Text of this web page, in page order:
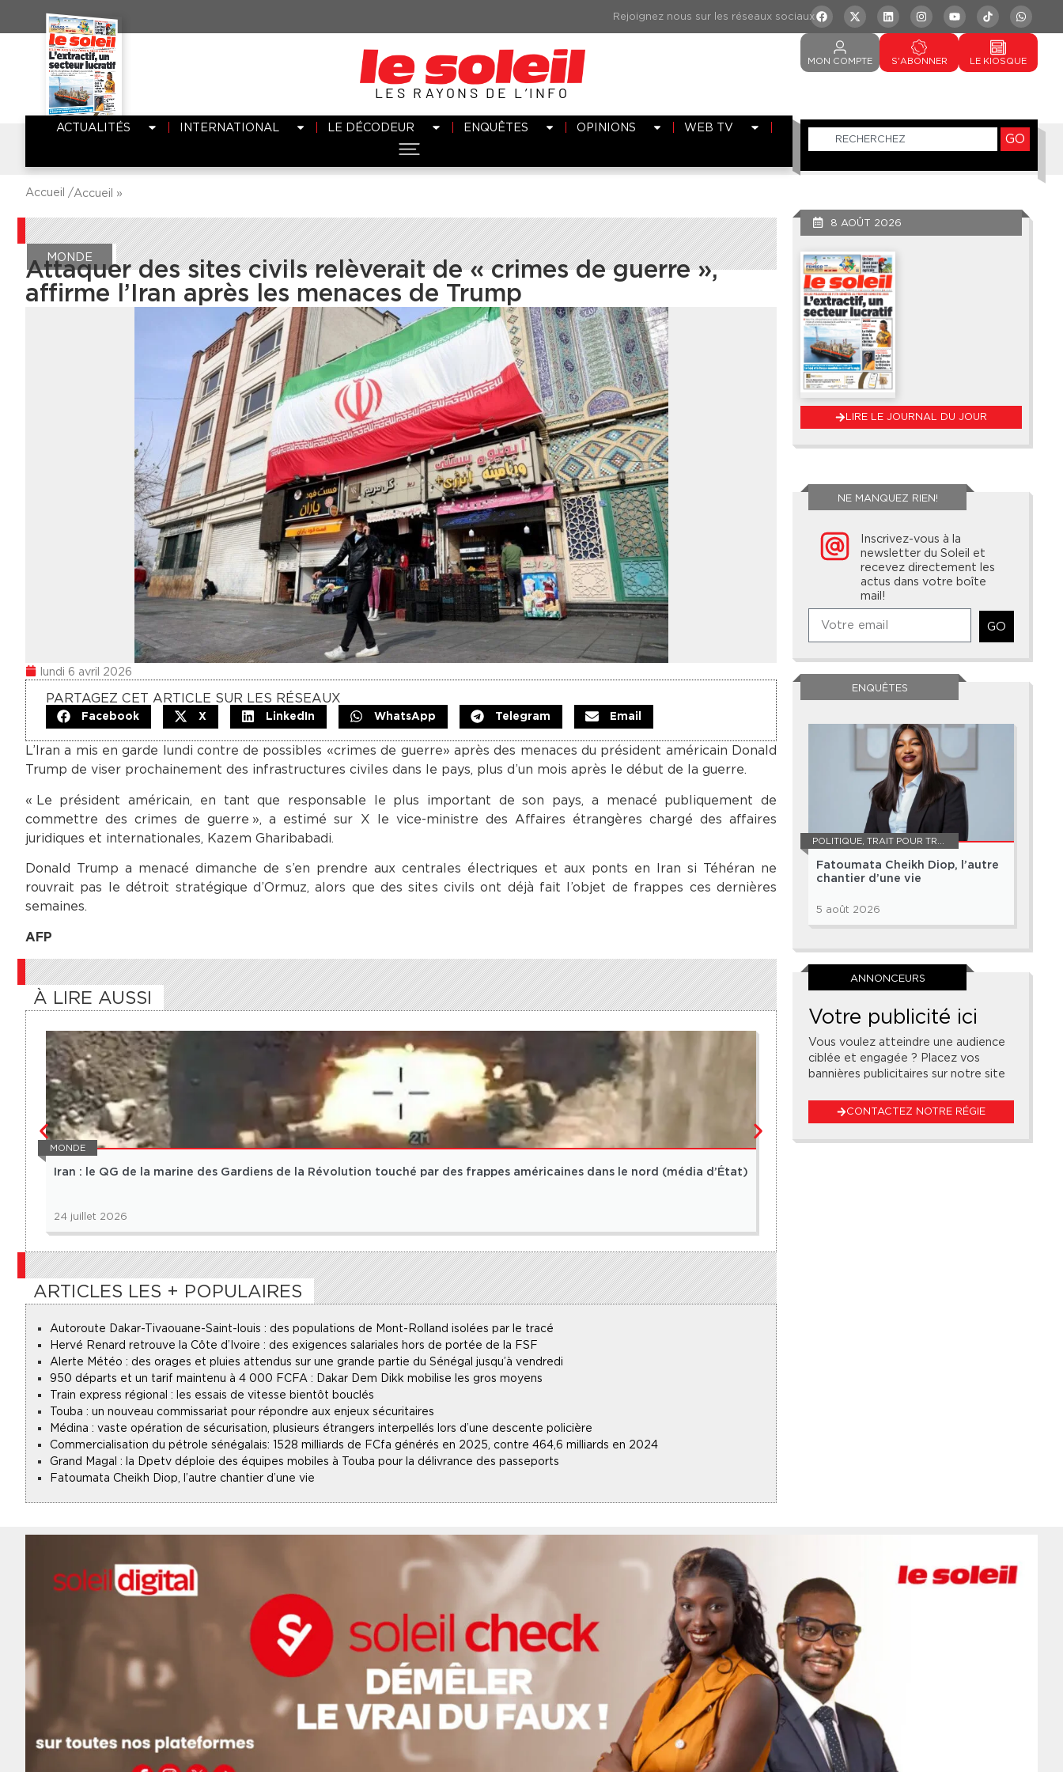
LES RAYONS DE L’INFO
MON COMPTE S'ABONNER LE KIOSQUE
ACTUALITÉS INTERNATIONAL LE DÉCODEUR ENQUÊTES OPINIONS WEB TV
GO
Accueil /Accueil »
MONDE
Attaquer des sites civils relèverait de « crimes de guerre »,
affirme l’Iran après les menaces de Trump
lundi 6 avril 2026
PARTAGEZ CET ARTICLE SUR LES RÉSEAUX
Facebook X LinkedIn WhatsApp Telegram Email
L’Iran a mis en garde lundi contre de possibles « crimes de guerre » après des menaces du président américain Donald
Trump de viser prochainement des infrastructures civiles dans le pays, plus d’un mois après le début de la guerre.
« Le président américain, en tant que responsable le plus important de son pays, a menacé publiquement de
commettre des crimes de guerre », a estimé sur X le vice-ministre des Affaires étrangères chargé des affaires
juridiques et internationales, Kazem Gharibabadi.
Donald Trump a menacé dimanche de s’en prendre aux centrales électriques et aux ponts en Iran si Téhéran ne
rouvrait pas le détroit stratégique d’Ormuz, alors que des sites civils ont déjà fait l’objet de frappes ces dernières
semaines.
AFP
À LIRE AUSSI
MONDE
Iran : le QG de la marine des Gardiens de la Révolution touché par des frappes américaines dans le nord (média d’État)
24 juillet 2026
MONDE
ARTICLES LES + POPULAIRES
Autoroute Dakar-Tivaouane-Saint-louis : des populations de Mont-Rolland isolées par le tracé
Hervé Renard retrouve la Côte d’Ivoire : des exigences salariales hors de portée de la FSF
Alerte Météo : des orages et pluies attendus sur une grande partie du Sénégal jusqu’à vendredi
950 départs et un tarif maintenu à 4 000 FCFA : Dakar Dem Dikk mobilise les gros moyens
Train express régional : les essais de vitesse bientôt bouclés
Touba : un nouveau commissariat pour répondre aux enjeux sécuritaires
Médina : vaste opération de sécurisation, plusieurs étrangers interpellés lors d’une descente policière
Commercialisation du pétrole sénégalais : 1528 milliards de FCfa générés en 2025, contre 464,6 milliards en 2024
Grand Magal : la Dpetv déploie des équipes mobiles à Touba pour la délivrance des passeports
Fatoumata Cheikh Diop, l’autre chantier d’une vie
8 AOÛT 2026
LIRE LE JOURNAL DU JOUR
NE MANQUEZ RIEN!
Inscrivez-vous à la
newsletter du Soleil et
recevez directement les
actus dans votre boîte
mail!
GO
ENQUÊTES
POLITIQUE, TRAIT POUR TRAIT
Fatoumata Cheikh Diop, l’autre
chantier d’une vie
5 août 2026
ANNONCEURS
Votre publicité ici
Vous voulez atteindre une audience
ciblée et engagée ? Placez vos
bannières publicitaires sur notre site
CONTACTEZ NOTRE RÉGIE